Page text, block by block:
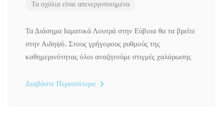
Τα σχόλια είναι απενεργοποιημένα
Τα Διάσημα Ιαματικά Λουτρά στην Εύβοια θα τα βρείτε
στην Αιδηψό. Στους γρήγορους ρυθμούς της
καθημερινότητας όλοι αναζητούμε στιγμές χαλάρωσης
Διαβάστε Περισσότερα